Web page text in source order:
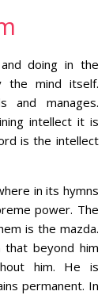
doing in the
the mind itself.
and manages.
intellect it is
is the intellect
in its hymns
power. The
is the mazda.
beyond him
him. He is
permanent. In